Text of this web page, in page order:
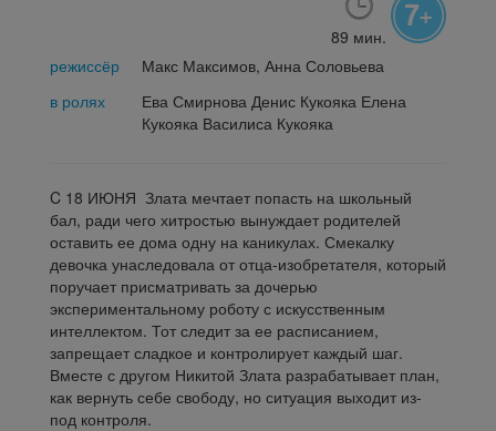
89 мин.
режиссёр
Макс Максимов, Анна Соловьева
в ролях
Ева Смирнова Денис Кукояка Елена
Кукояка Василиса Кукояка
C 18 ИЮНЯ Злата мечтает попасть на школьный
бал, ради чего хитростью вынуждает родителей
оставить ее дома одну на каникулах. Смекалку
девочка унаследовала от отца-изобретателя, который
поручает присматривать за дочерью
экспериментальному роботу с искусственным
интеллектом. Тот следит за ее расписанием,
запрещает сладкое и контролирует каждый шаг.
Вместе с другом Никитой Злата разрабатывает план,
как вернуть себе свободу, но ситуация выходит из-
под контроля.